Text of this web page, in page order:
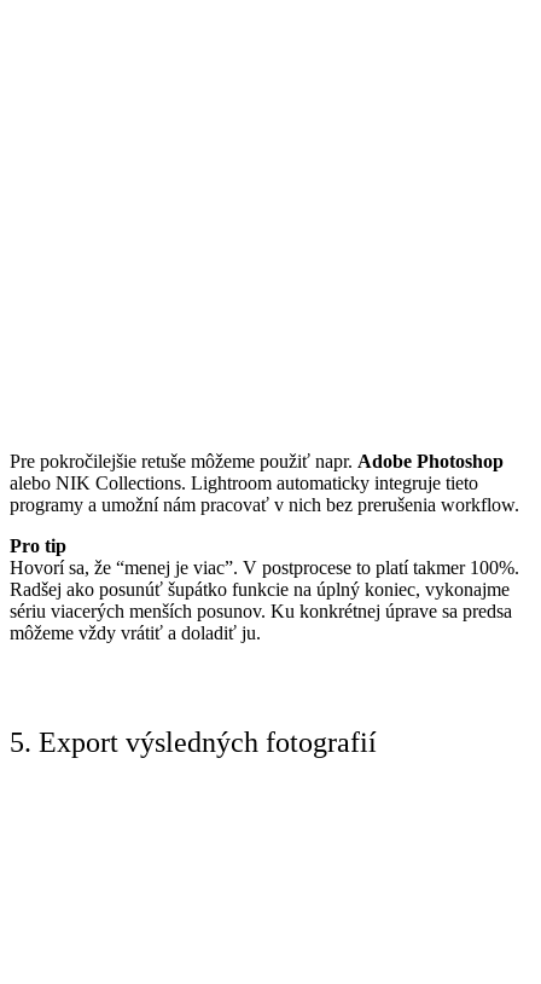
Pre pokročilejšie retuše môžeme použiť napr. Adobe Photoshop
alebo NIK Collections. Lightroom automaticky integruje tieto
programy a umožní nám pracovať v nich bez prerušenia workflow.
Pro tip
Hovorí sa, že “menej je viac”. V postprocese to platí takmer 100%.
Radšej ako posunúť šupátko funkcie na úplný koniec, vykonajme
sériu viacerých menších posunov. Ku konkrétnej úprave sa predsa
môžeme vždy vrátiť a doladiť ju.
5. Export výsledných fotografií